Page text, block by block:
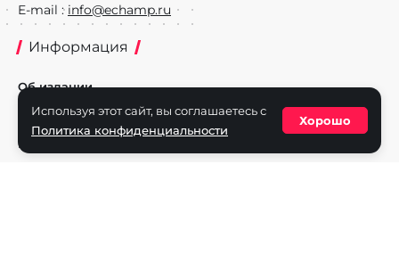
E-mail : info@echamp.ru
Информация
Об издании
Реклама на портале
Политика конфиденциальности
Используя этот сайт, вы соглашаетесь с
Политика конфиденциальности
Хорошо